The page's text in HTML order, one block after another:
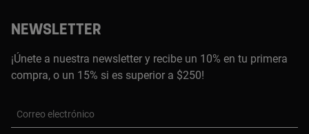
NEWSLETTER
¡Únete a nuestra newsletter y recibe un 10% en tu primera
compra, o un 15% si es superior a $250!
Correo electrónico